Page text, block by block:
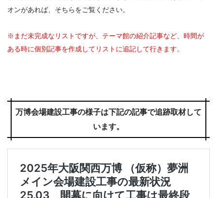
オンがあれば、そちらをご覧ください。
※まだ未完成なリストですが、テーマ館の紹介記事など、時間が
ある時に個別記事を作成してリストに追記して行きます。
万博会場建設工事の様子は下記の記事で追跡取材して
います。